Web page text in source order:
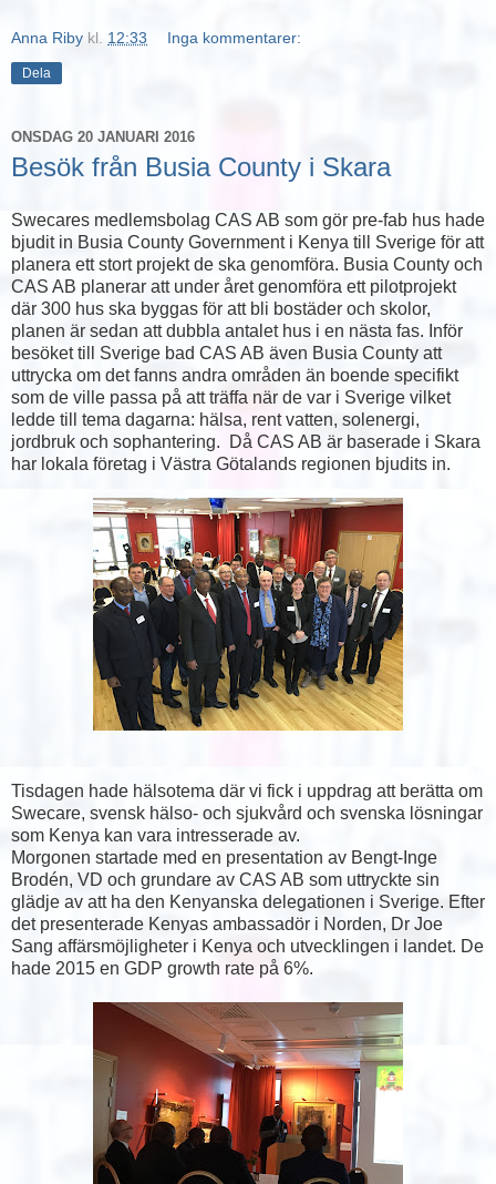
Anna Riby kl. 12:33 Inga kommentarer:
Dela
ONSDAG 20 JANUARI 2016
Besök från Busia County i Skara
Swecares medlemsbolag CAS AB som gör pre-fab hus hade
bjudit in Busia County Government i Kenya till Sverige för att
planera ett stort projekt de ska genomföra. Busia County och
CAS AB planerar att under året genomföra ett pilotprojekt
där 300 hus ska byggas för att bli bostäder och skolor,
planen är sedan att dubbla antalet hus i en nästa fas. Inför
besöket till Sverige bad CAS AB även Busia County att
uttrycka om det fanns andra områden än boende specifikt
som de ville passa på att träffa när de var i Sverige vilket
ledde till tema dagarna: hälsa, rent vatten, solenergi,
jordbruk och sophantering. Då CAS AB är baserade i Skara
har lokala företag i Västra Götalands regionen bjudits in.
Tisdagen hade hälsotema där vi fick i uppdrag att berätta om
Swecare, svensk hälso- och sjukvård och svenska lösningar
som Kenya kan vara intresserade av.
Morgonen startade med en presentation av Bengt-Inge
Brodén, VD och grundare av CAS AB som uttryckte sin
glädje av att ha den Kenyanska delegationen i Sverige. Efter
det presenterade Kenyas ambassadör i Norden, Dr Joe
Sang affärsmöjligheter i Kenya och utvecklingen i landet. De
hade 2015 en GDP growth rate på 6%.